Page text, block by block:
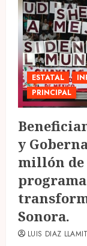
ESTATAL
PRINCIPAL
y
millón de
Sonora.
LUIS DIAZ